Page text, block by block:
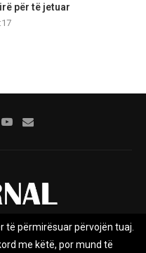
për të jetuar
Marketing
Kontakt
të përmirësuar përvojën tuaj.
me këtë, por mund të